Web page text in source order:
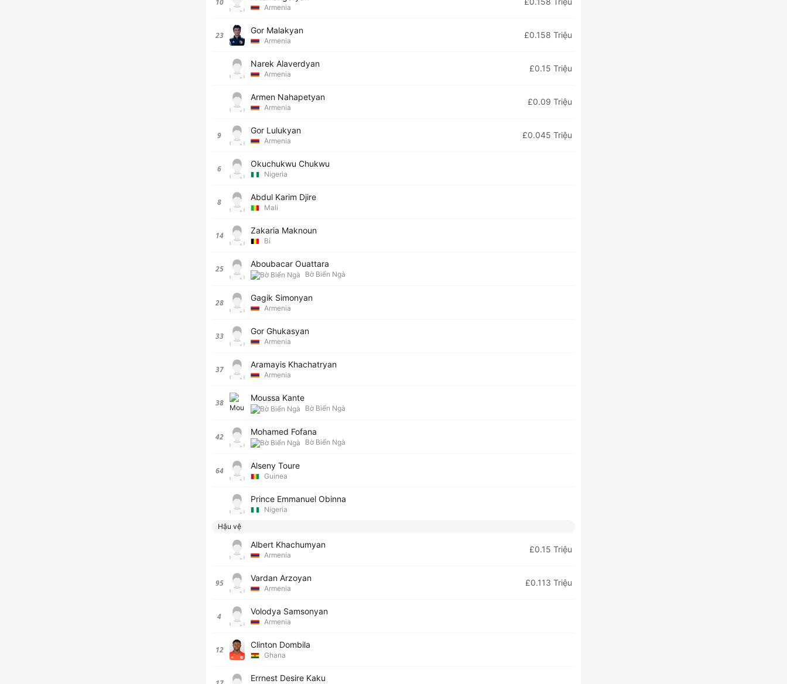
Armenia
23 Gor Malakyan
Armenia
£0.158 Triệu
Narek Alaverdyan
Armenia
£0.15 Triệu
Armen Nahapetyan
Armenia
£0.09 Triệu
9 Gor Lulukyan
Armenia
£0.045 Triệu
6 Okuchukwu Chukwu
Nigeria
8 Abdul Karim Djire
Mali
14 Zakaria Maknoun
Bỉ
25
Aboubacar Ouattara
Bờ Biển Ngà
28 Gagik Simonyan
Armenia
33 Gor Ghukasyan
Armenia
37 Aramayis Khachatryan
Armenia
38
Moussa Kante
Bờ Biển Ngà
42
Mohamed Fofana
Bờ Biển Ngà
64 Alseny Toure
Guinea
Prince Emmanuel Obinna
Nigeria
Hậu vệ
Albert Khachumyan
Armenia
£0.15 Triệu
95 Vardan Arzoyan
Armenia
£0.113 Triệu
4 Volodya Samsonyan
Armenia
12 Clinton Dombila
Ghana
Errnest Desire Kaku